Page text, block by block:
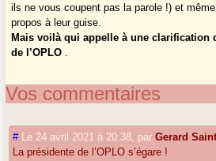
ils ne vous coupent pas la parole !) et
propos à leur guise.
Mais voilà qui appelle à une clarification
de l’OPLO .
Vos commentaires
# Le 24 avril 2021 à 20:38 parGerard
La présidente de l’OPLO s’égare !